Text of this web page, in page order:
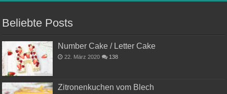
Beliebte Posts
Number Cake / Letter Cake
22. März 2020 138
Zitronenkuchen vom Blech